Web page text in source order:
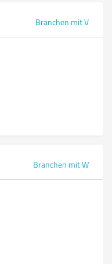
Branchen mit V
Branchen mit W